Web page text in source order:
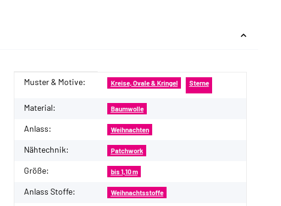
Produkteigenschaft
Wert
Muster & Motive: Kreise, Ovale & Kringel Sterne
Material: Baumwolle
Anlass: Weihnachten
Nähtechnik: Patchwork
Größe: bis 1,10 m
Anlass Stoffe: Weihnachtsstoffe